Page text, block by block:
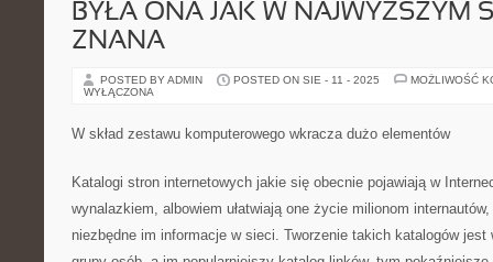
BYŁA ONA JAK W NAJWYŻSZYM
ZNANA
POSTED BY ADMIN POSTED ON SIE - 11 - 2025
MOŻLIWOŚĆ
WYŁĄCZONA
W skład zestawu komputerowego wkracza dużo elementów
Katalogi stron internetowych jakie się obecnie pojawiają w
wynalazkiem, albowiem ułatwiają one życie milionom
niezbędne im informacje w sieci. Tworzenie takich katalogów jest